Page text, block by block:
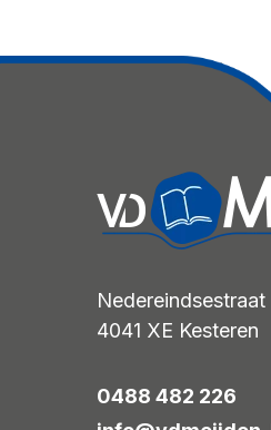
Nedereindsestraat
4041 XE Kesteren
0488 482 226